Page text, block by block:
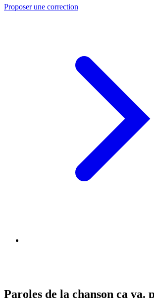
Proposer une correction
Paroles de la chanson ça va.